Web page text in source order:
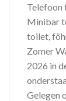
Telefoon
Minibar
toilet,
Zomer
2026 in
Gelegen